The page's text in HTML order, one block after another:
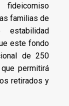
fideicomiso
familias de
estabilidad
este fondo
de 250
permitirá
retirados y